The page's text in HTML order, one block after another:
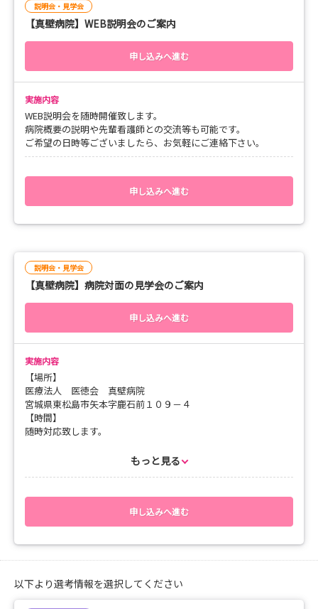
説明会・見学会
【真壁病院】WEB説明会のご案内
申し込みへ進む
実施内容
WEB説明会を随時開催致します。
病院概要の説明や先輩看護師との交流等も可能です。
ご希望の日時等ございましたら、お気軽にご連絡下さい。
申し込みへ進む
説明会・見学会
【真壁病院】病院対面の見学会のご案内
申し込みへ進む
実施内容
【場所】
医療法人 医徳会 真壁病院
宮城県東松島市矢本字鹿石前１０９－４
【時間】
随時対応致します。
もっと見る
申し込みへ進む
以下より選考情報を選択してください